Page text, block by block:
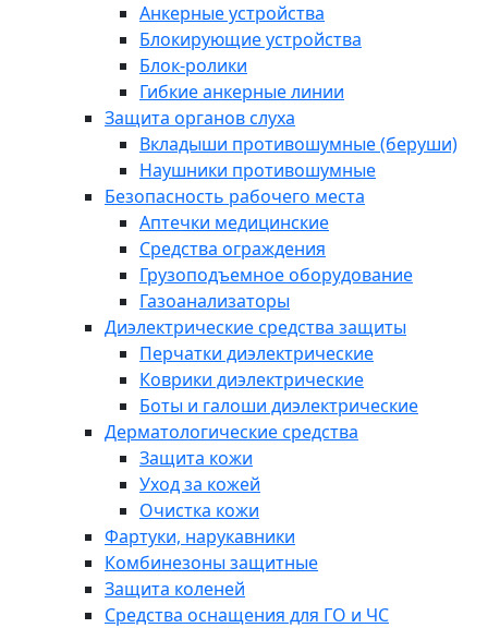
Анкерные устройства
Блокирующие устройства
Блок-ролики
Гибкие анкерные линии
Защита органов слуха
Вкладыши противошумные (беруши)
Наушники противошумные
Безопасность рабочего места
Аптечки медицинские
Средства ограждения
Грузоподъемное оборудование
Газоанализаторы
Диэлектрические средства защиты
Перчатки диэлектрические
Коврики диэлектрические
Боты и галоши диэлектрические
Дерматологические средства
Защита кожи
Уход за кожей
Очистка кожи
Фартуки, нарукавники
Комбинезоны защитные
Защита коленей
Средства оснащения для ГО и ЧС